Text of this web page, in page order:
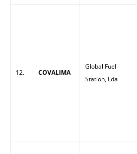
12. COVALIMA
Global Fuel
Station, Lda